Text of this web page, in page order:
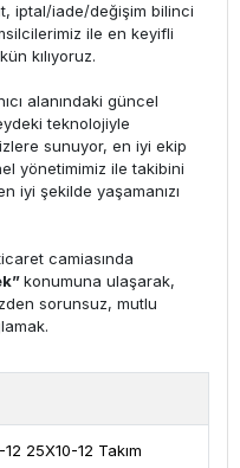
iptal/iade/değişim bilinci
ile en keyifli
kılıyoruz.
alanındaki güncel
teknolojiyle
sunuyor, en iyi ekip
yönetimimiz ile takibini
iyi şekilde yaşamanızı
camiasında
konumuna ulaşarak,
sorunsuz, mutlu
25X10-12 Takım